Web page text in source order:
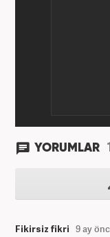
YORUMLAR
Fikirsiz fikri 9 ay